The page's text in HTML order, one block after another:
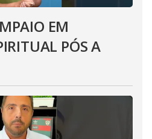
EM
PÓS A